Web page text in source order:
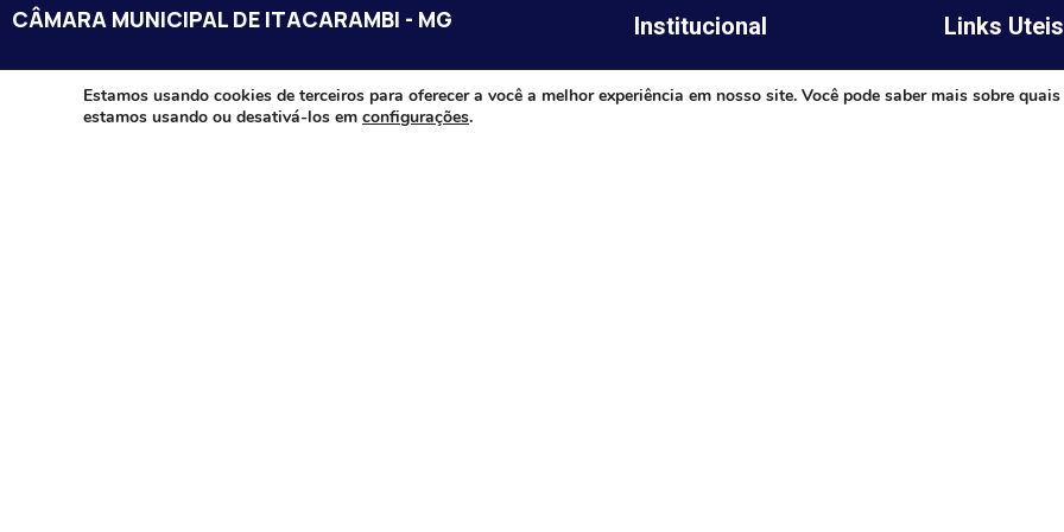
CÂMARA MUNICIPAL DE ITACARAMBI - MG
Endereço: Av. Juca Nascimento, n.º 240, Nossa Senhora de Fátima,
Itacarambi/MG – CEP: 39470-000
Institucional
Legislativo
Links Uteis
Prefeitura de
Estamos usando cookies de terceiros para oferecer a você a melhor experiência em nosso site. Você pode saber mais sobre
estamos usando ou desativá-los em configurações.